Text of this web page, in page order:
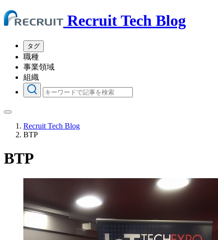
Recruit Tech Blog
タグ
職種
事業領域
組織
Recruit Tech Blog
BTP
BTP